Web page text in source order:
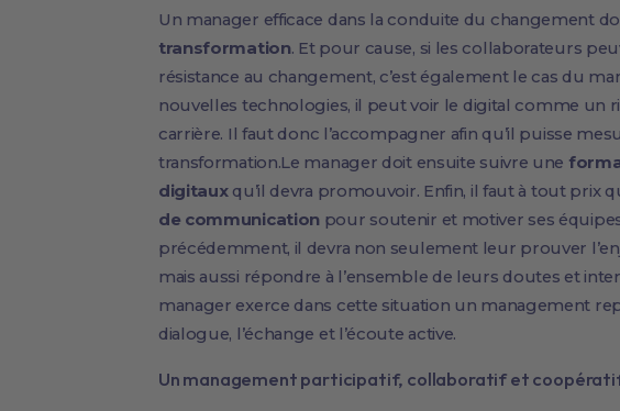
Un manager efficace dans la conduite du changement
transformation. Et pour cause, si les collaborateurs
résistance au changement, c’est également le cas du
nouvelles technologies, il peut voir le digital comme un
carrière. Il faut donc l’accompagner afin qu’il puisse
transformation.Le manager doit ensuite suivre une
digitauxqu’il devra promouvoir. Enfin, il faut à tout prix
de communication pour soutenir et motiver ses
précédemment, il devra non seulement leur prouver
mais aussi répondre à l’ensemble de leurs doutes et
manager exerce dans cette situation un management
dialogue, l’échange et l’écoute active.
Un management participatif, collaboratif et